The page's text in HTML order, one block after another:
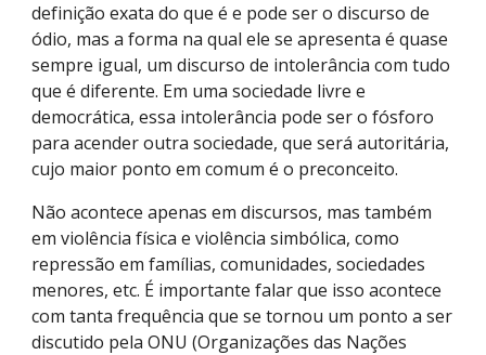
definição exata do que é e pode ser o discurso de
ódio, mas a forma na qual ele se apresenta é quase
sempre igual, um discurso de intolerância com tudo
que é diferente. Em uma sociedade livre e
democrática, essa intolerância pode ser o fósforo
para acender outra sociedade, que será autoritária,
cujo maior ponto em comum é o preconceito.
Não acontece apenas em discursos, mas também
em violência física e violência simbólica, como
repressão em famílias, comunidades, sociedades
menores, etc. É importante falar que isso acontece
com tanta frequência que se tornou um ponto a ser
discutido pela ONU (Organizações das Nações